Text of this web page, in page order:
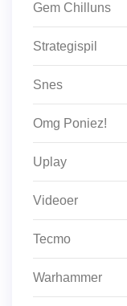
Gem Chilluns
Strategispil
Snes
Omg Poniez!
Uplay
Videoer
Tecmo
Warhammer